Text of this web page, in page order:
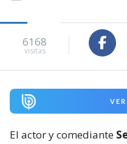
6168
visitas
El actor y comediante